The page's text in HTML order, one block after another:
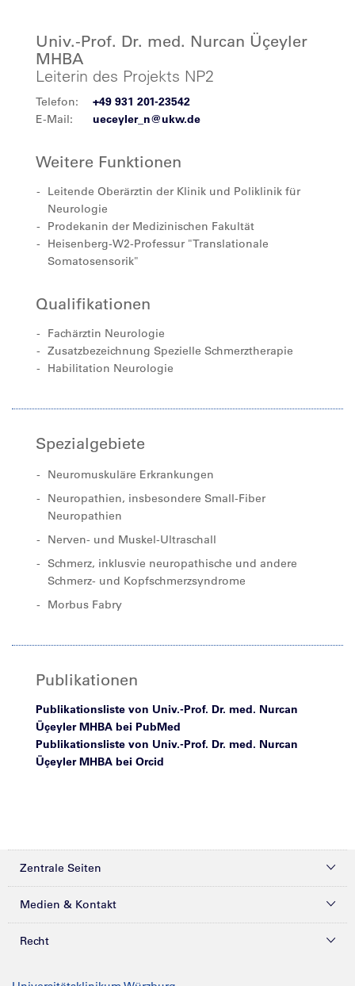
Univ.-Prof. Dr. med. Nurcan Üçeyler
MHBA
Leiterin des Projekts NP2
Telefon:
+49 931 201-23542
E-Mail:
ueceyler_n@ukw.de
Weitere Funktionen
Leitende Oberärztin der Klinik und Poliklinik für
Neurologie
Prodekanin der Medizinischen Fakultät
Heisenberg-W2-Professur "Translationale
Somatosensorik"
Qualifikationen
Fachärztin Neurologie
Zusatzbezeichnung Spezielle Schmerztherapie
Habilitation Neurologie
Spezialgebiete
Neuromuskuläre Erkrankungen
Neuropathien, insbesondere Small-Fiber
Neuropathien
Nerven- und Muskel-Ultraschall
Schmerz, inklusvie neuropathische und andere
Schmerz- und Kopfschmerzsyndrome
Morbus Fabry
Publikationen
Publikationsliste von Univ.-Prof. Dr. med. Nurcan
Üçeyler MHBA bei PubMed
Publikationsliste von Univ.-Prof. Dr. med. Nurcan
Üçeyler MHBA bei Orcid
Zentrale Seiten
Kliniken & Zentren
Medien & Kontakt
Presse
Recht